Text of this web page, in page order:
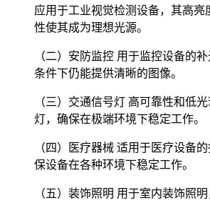
应用于工业视觉检测设备，其高亮
性使其成为理想光源。
（二）安防监控 用于监控设备的
条件下仍能提供清晰的图像。
（三）交通信号灯 高可靠性和低
灯，确保在极端环境下稳定工作。
（四）医疗器械 适用于医疗设备
保设备在各种环境下稳定工作。
（五）装饰照明 用于室内装饰照